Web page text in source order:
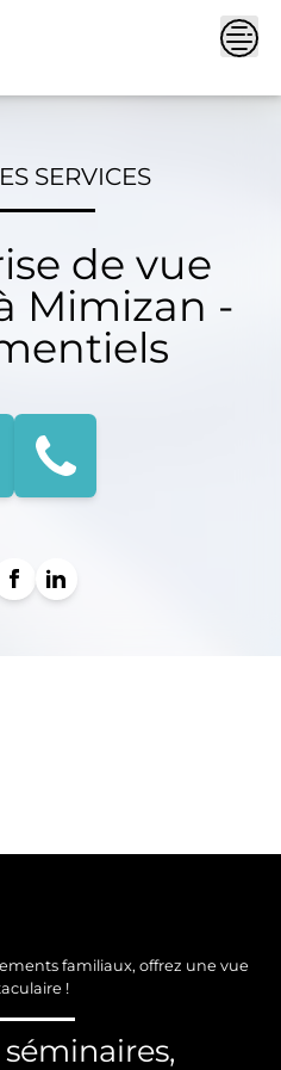
SERVICES
de vue
Mimizan -
familiaux, offrez une vue
!